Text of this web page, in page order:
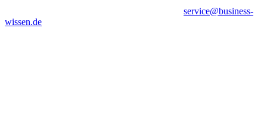
service@business-
wissen.de